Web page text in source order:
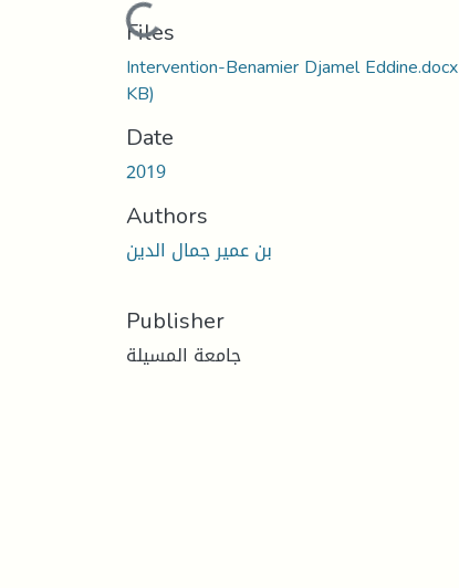
Loading...
Files
Intervention-Benamier Djamel Eddine.docx
KB)
Date
2019
Authors
بن عمير جمال الدين
Publisher
جامعة المسيلة